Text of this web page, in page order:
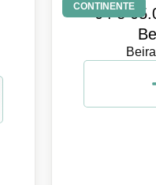
CONTINENTE
04 e